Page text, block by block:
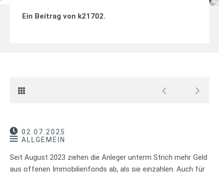
Ein Beitrag von k21702.
02.07.2025
ALLGEMEIN
Seit August 2023 ziehen die Anleger unterm Strich mehr Geld
aus offenen Immobilienfonds ab, als sie einzahlen. Auch für